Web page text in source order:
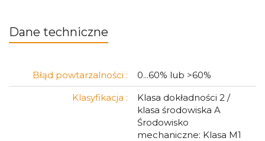
Dane techniczne
Błąd powtarzalności :
0...60% lub >60%
Klasyfikacja :
Klasa dokładności 2 /
klasa środowiska A
Środowisko
mechaniczne: Klasa M1